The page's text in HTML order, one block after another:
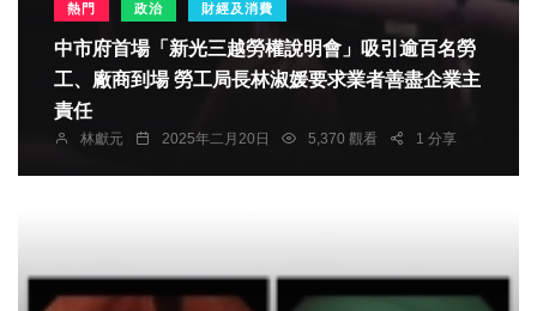
熱門 政治 財經及消費
中市府首場「新光三越勞權說明會」吸引逾百名勞
工、廠商到場 勞工局長林淑媛要求業者善盡企業主
責任
林獻元 2025年二月20日 5,370 觀看 1 分享